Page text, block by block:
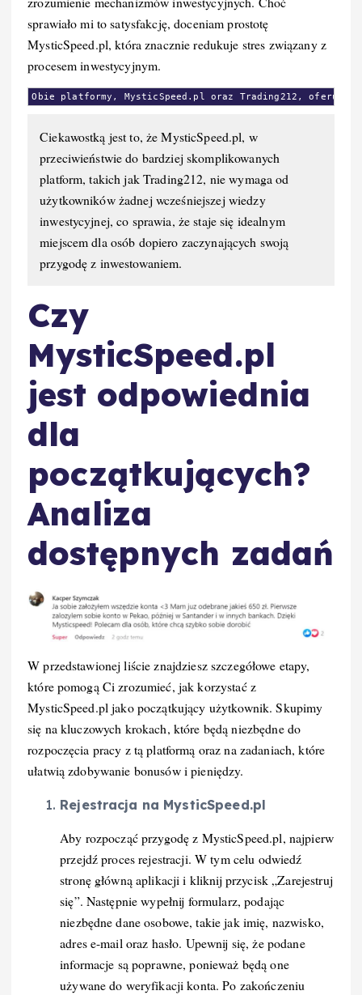
sprawiało mi to satysfakcję, doceniam prostotę
MysticSpeed.pl, która znacznie redukuje stres związany z
procesem inwestycyjnym.
Obie platformy, MysticSpeed.pl oraz Trading212, oferują
Ciekawostką jest to, że MysticSpeed.pl, w
przeciwieństwie do bardziej skomplikowanych
platform, takich jak Trading212, nie wymaga od
użytkowników żadnej wcześniejszej wiedzy
inwestycyjnej, co sprawia, że staje się idealnym
miejscem dla osób dopiero zaczynających swoją
przygodę z inwestowaniem.
Czy
MysticSpeed.pl
jest odpowiednia
dla
początkujących?
Analiza
dostępnych zadań
W przedstawionej liście znajdziesz szczegółowe etapy,
które pomogą Ci zrozumieć, jak korzystać z
MysticSpeed.pl jako początkujący użytkownik. Skupimy
się na kluczowych krokach, które będą niezbędne do
rozpoczęcia pracy z tą platformą oraz na zadaniach, które
ułatwią zdobywanie bonusów i pieniędzy.
Rejestracja na MysticSpeed.pl
Aby rozpocząć przygodę z MysticSpeed.pl, najpierw
przejdź proces rejestracji. W tym celu odwiedź
stronę główną aplikacji i kliknij przycisk „Zarejestruj
się”. Następnie wypełnij formularz, podając
niezbędne dane osobowe, takie jak imię, nazwisko,
adres e-mail oraz hasło. Upewnij się, że podane
informacje są poprawne, ponieważ będą one
używane do weryfikacji konta. Po zakończeniu